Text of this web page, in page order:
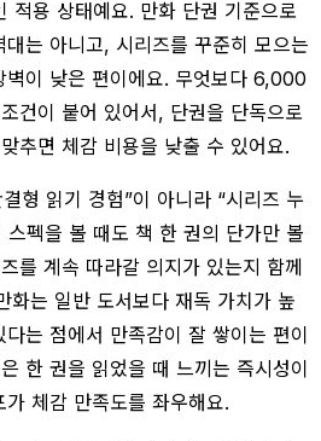
용 상태예요. 만화 단권 기준으로
는 아니고, 시리즈를 꾸준히 모으는
벽이 낮은 편이에요. 무엇보다 6,000
건이 붙어 있어서, 단권을 단독으로
추면 체감 비용을 낮출 수 있어요.
형 읽기 경험”이 아니라 “시리즈 누
스펙을 볼 때도 책 한 권의 단가만 볼
를 계속 따라갈 의지가 있는지 함께
화는 일반 도서보다 재독 가치가 높
는 점에서 만족감이 잘 쌓이는 편이
한 권을 읽었을 때 느끼는 즉시성이
체감 만족도를 좌우해요.